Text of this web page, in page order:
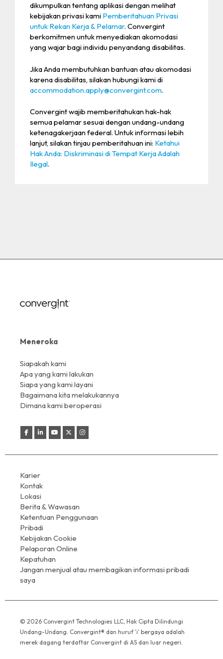
dikumpulkan tentang aplikasi dengan melihat
kebijakan privasi kami Pemberitahuan Privasi
untuk Rekan Kerja & Pelamar. Convergint
berkomitmen untuk menyediakan akomodasi
yang wajar bagi individu penyandang disabilitas.
Jika Anda membutuhkan bantuan atau akomodasi
karena disabilitas, silakan hubungi kami di
accommodation.apply@convergint.com.
Convergint wajib memberitahukan hak-hak
semua pelamar sesuai dengan undang-undang
ketenagakerjaan federal. Untuk informasi lebih
lanjut, silakan tinjau pemberitahuan ini: Ketahui
Hak Anda: Diskriminasi di Tempat Kerja Adalah
Ilegal.
Meneroka
Siapakah kami
Apa yang kami lakukan
Siapa yang kami layani
Bagaimana kita melakukannya
Dimana kami beroperasi
Karier
Kontak
Lokasi
Berita & Wawasan
Ketentuan Penggunaan
Pribadi
Kebijakan Cookie
Pelaporan Online
Kepatuhan
Jangan menjual atau membagikan informasi pribadi
saya
© 2026 Convergint Technologies LLC, Hak Cipta Dilindungi
Undang-Undang. Convergint® dan huruf 'i' bergaya adalah
merek dagang terdaftar Convergint di AS dan luar negeri.